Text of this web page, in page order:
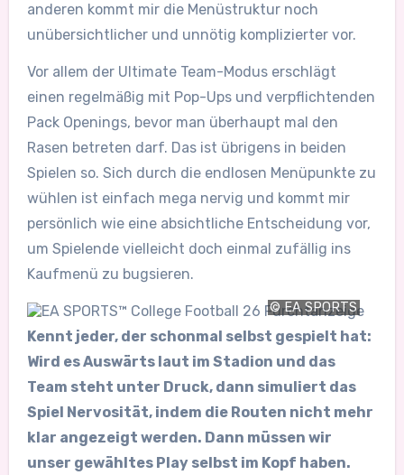
anderen kommt mir die Menüstruktur noch
unübersichtlicher und unnötig komplizierter vor.
Vor allem der Ultimate Team-Modus erschlägt
einen regelmäßig mit Pop-Ups und verpflichtenden
Pack Openings, bevor man überhaupt mal den
Rasen betreten darf. Das ist übrigens in beiden
Spielen so. Sich durch die endlosen Menüpunkte zu
wühlen ist einfach mega nervig und kommt mir
persönlich wie eine absichtliche Entscheidung vor,
um Spielende vielleicht doch einmal zufällig ins
Kaufmenü zu bugsieren.
© EA SPORTS
Kennt jeder, der schonmal selbst gespielt hat:
Wird es Auswärts laut im Stadion und das
Team steht unter Druck, dann simuliert das
Spiel Nervosität, indem die Routen nicht mehr
klar angezeigt werden. Dann müssen wir
unser gewähltes Play selbst im Kopf haben.